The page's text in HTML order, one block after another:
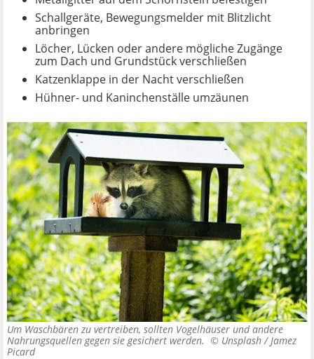
Schallgeräte, Bewegungsmelder mit Blitzlicht
anbringen
Löcher, Lücken oder andere mögliche Zugänge
zum Dach und Grundstück verschließen
Katzenklappe in der Nacht verschließen
Hühner- und Kaninchenställe umzäunen
Um Waschbären zu vertreiben, sollten Vogelhäuser und andere
Nahrungsquellen gegen sie gesichert werden. © Unsplash / Jamez
Picard